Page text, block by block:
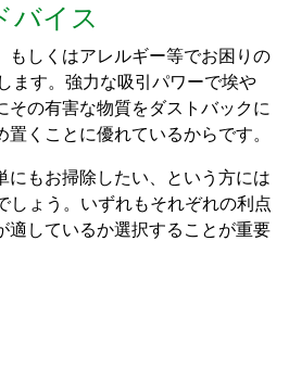
バイス
もしくはアレルギー等でお困りの
ます。強力な吸引パワーで埃や
その有害な物質をダストバックに
くことに優れているからです。
にもお掃除したい、という方には
しょう。いずれもそれぞれの利点
適しているか選択することが重要